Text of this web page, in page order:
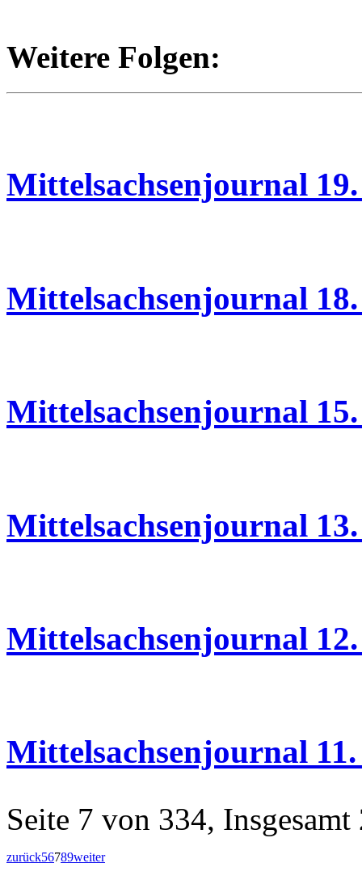
Weitere Folgen:
Mittelsachsenjournal
Mittelsachsenjournal
Mittelsachsenjournal
Mittelsachsenjournal
Mittelsachsenjournal
Mittelsachsenjournal
Seite 7 von 334,
zurück56789weiter